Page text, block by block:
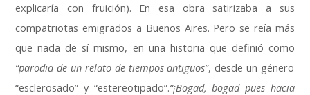
explicaría con fruición). En esa obra satirizaba a sus
compatriotas emigrados a Buenos Aires. Pero se reía más
que nada de sí mismo, en una historia que definió como
“parodia de un relato de tiempos antiguos”, desde un género
“esclerosado” y “estereotipado”.“¡Bogad,bogad pues hacia